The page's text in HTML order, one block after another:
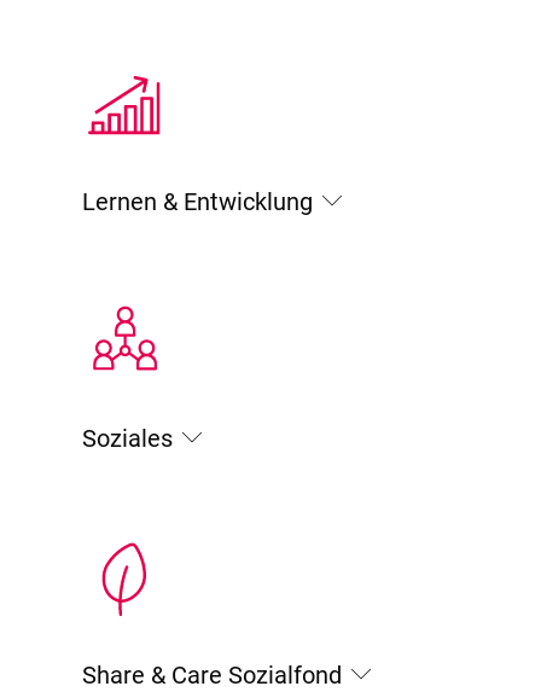
Lernen & Entwicklung
Soziales
Share & Care Sozialfond